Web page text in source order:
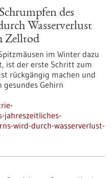
des
Wasserverlust
Zelltod
im Winter dazu
ist der erste Schritt zum
rückgängig machen und
Gehirn
wird-durch-wasserverlust-